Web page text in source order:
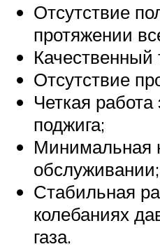
Отсутствие
протяжении
Качественный
Отсутствие
Четкая работа
поджига;
Минимальная
обслуживании;
Стабильная
колебаниях
газа.